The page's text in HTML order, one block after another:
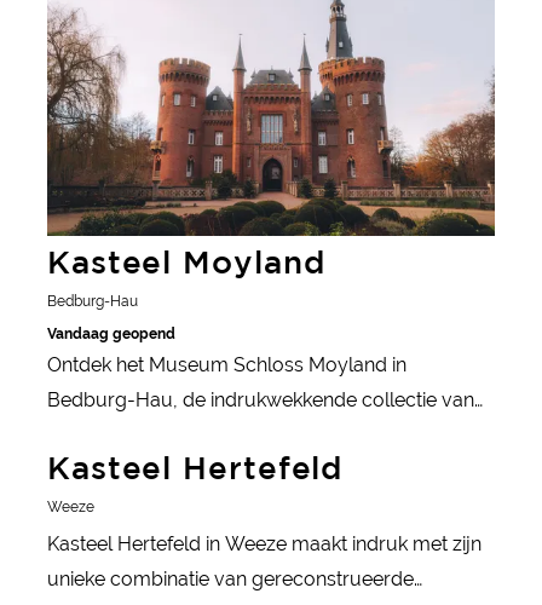
Kasteel Moyland
Bedburg-Hau
Vandaag geopend
Ontdek het Museum Schloss Moyland in
Bedburg-Hau, de indrukwekkende collectie van
kunst.
Kasteel Hertefeld
Weeze
Kasteel Hertefeld in Weeze maakt indruk met zijn
unieke combinatie van gereconstrueerde
meer informatie